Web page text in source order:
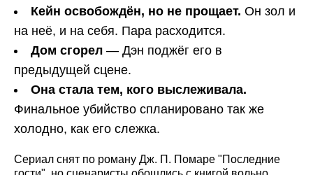
Кейн освобождён, но не прощает. Он зол и
на неё, и на себя. Пара расходится.
Дом сгорел — Дэн поджёг его в
предыдущей сцене.
Она стала тем, кого выслеживала.
Финальное убийство спланировано так же
холодно, как его слежка.
Сериал снят по роману Дж. П. Помаре "Последние